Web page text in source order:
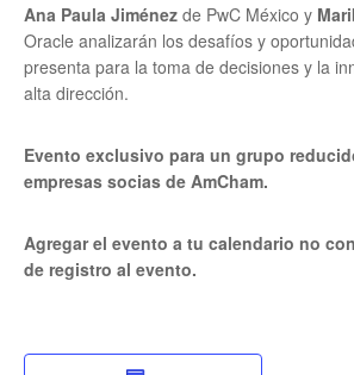
Ana Paula Jiménez de PwC México y
Oracle analizarán los desafíos y
presenta para la toma de decisiones y la
alta dirección.
Evento exclusivo para un grupo
empresas socias de AmCham.
Agregar el evento a tu calendario no
de registro al evento.